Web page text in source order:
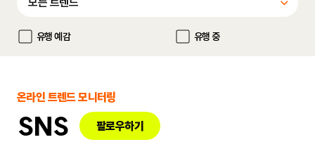
유행 예감 유행 중
온라인 트렌드 모니터링
SNS 팔로우하기